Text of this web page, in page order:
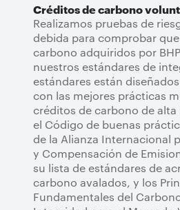
Créditos de carbono
Realizamos pruebas de
debida para comprobar
carbono adquiridos por
nuestros estándares de
estándares están
con las mejores prácticas
créditos de carbono de
el Código de buenas
de la Alianza Internacional
y Compensación de
su lista de estándares de
carbono avalados, y los
Fundamentales del